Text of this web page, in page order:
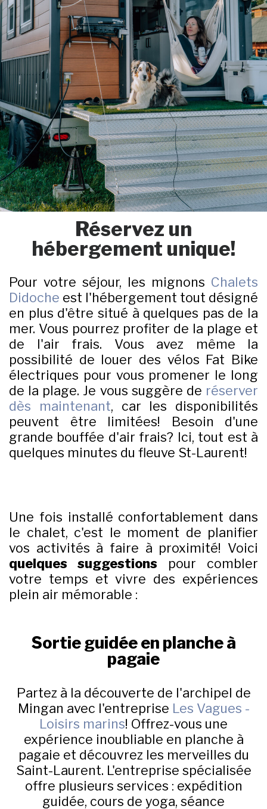
Réservez un
hébergement unique!
Pour votre séjour, les mignons Chalets
Didoche est l'hébergement tout désigné
en plus d'être situé à quelques pas de la
mer. Vous pourrez profiter de la plage et
de l'air frais. Vous avez même la
possibilité de louer des vélos Fat Bike
électriques pour vous promener le long
de la plage. Je vous suggère de réserver
dès maintenant, car les disponibilités
peuvent être limitées! Besoin d'une
grande bouffée d'air frais? Ici, tout est à
quelques minutes du fleuve St-Laurent!
Une fois installé confortablement dans
le chalet, c'est le moment de planifier
vos activités à faire à proximité! Voici
quelques suggestions pour combler
votre temps et vivre des expériences
plein air mémorable :
Sortie guidée en planche à
pagaie
Partez à la découverte de l'archipel de
Mingan avec l'entreprise Les Vagues -
Loisirs marins! Offrez-vous une
expérience inoubliable en planche à
pagaie et découvrez les merveilles du
Saint-Laurent. L'entreprise spécialisée
offre plusieurs services : expédition
guidée, cours de yoga, séance